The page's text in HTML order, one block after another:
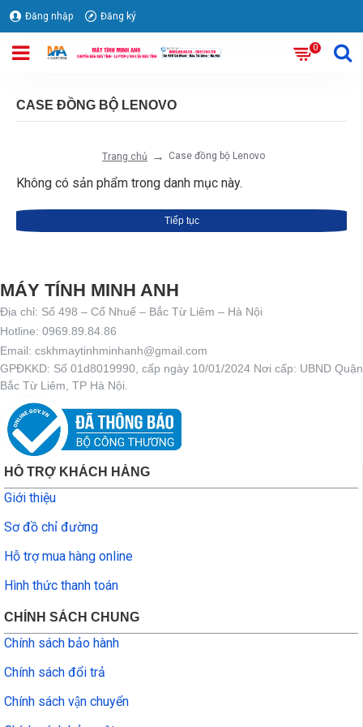
Đăng nhập Đăng ký
0
Trang chủ Case đồng bộ Lenovo
CASE ĐỒNG BỘ LENOVO
Không có sản phẩm trong danh mục này.
Tiếp tục
MÁY TÍNH MINH ANH
Địa chỉ: Số 498 – Cổ Nhuế – Bắc Từ Liêm – Hà Nội
Hotline: 0969.89.84.86
Email: cskhmaytinhminhanh@gmail.com
GPĐKKD: Số 01d8019990, cấp ngày 10/01/2024 Nơi cấp: UBND Quận
Bắc Từ Liêm, TP Hà Nội.
HỖ TRỢ KHÁCH HÀNG
Giới thiệu
Sơ đồ chỉ đường
Hỗ trợ mua hàng online
Hình thức thanh toán
CHÍNH SÁCH CHUNG
Chính sách bảo hành
Chính sách đổi trả
Chính sách vận chuyển